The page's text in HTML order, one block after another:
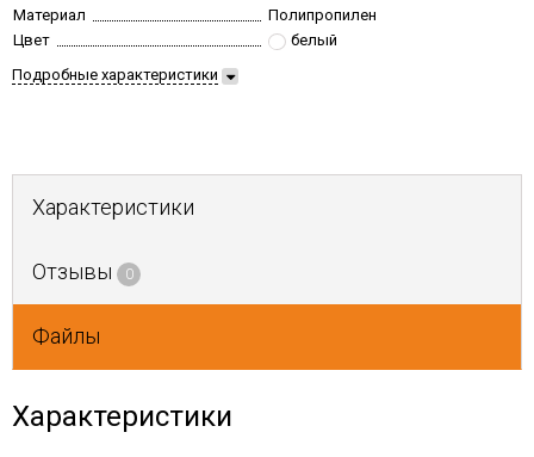
Материал
Полипропилен
Цвет
белый
Подробные характеристики
Характеристики
Отзывы 0
Файлы
Характеристики